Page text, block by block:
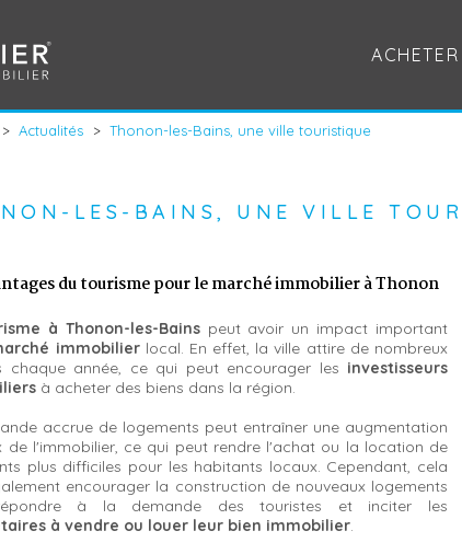
ACHETER
> Actualités > Thonon-les-Bains, une ville touristique
LES-BAINS, UNE VILLE
du tourisme pour le marché immobilier à Thonon
à Thonon-les-Bainspeut avoir un impact important
immobilierlocal. En effet, la ville attire de nombreux
chaque année, ce qui peut encourager les investisseurs
à acheter des biens dans la région.
accrue de logements peut entraîner une augmentation
de l'immobilier, ce qui peut rendre l'achat ou la location de
plus difficiles pour les habitants locaux. Cependant, cela
encourager la construction de nouveaux logements
à la demande des touristes et inciter les
à vendre ou louer leur bien immobilier.